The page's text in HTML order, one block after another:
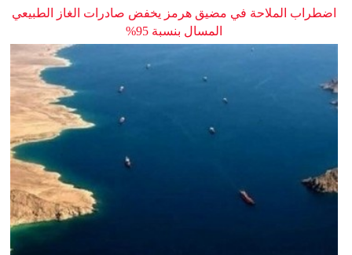
اضطراب الملاحة في مضيق هرمز يخفض صادرات الغاز الطبيعي
المسال بنسبة 95%